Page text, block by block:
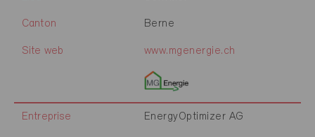
Canton Berne
Site web www.mgenergie.ch
Entreprise EnergyOptimizer AG